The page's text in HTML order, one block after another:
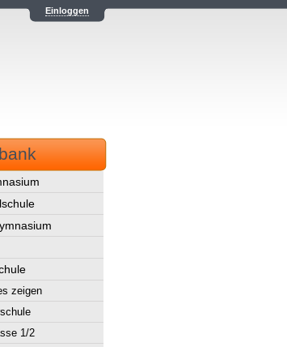
Einloggen
zeigen
1/2